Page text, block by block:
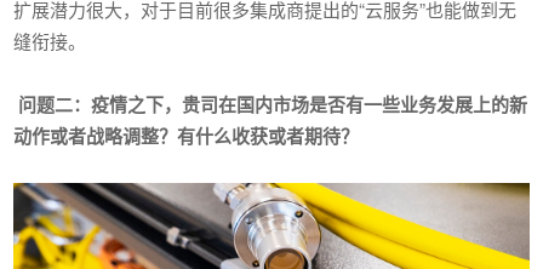
扩展潜力很大，对于目前很多集成商提出的“云服务”也能做到无
缝衔接。
问题二：疫情之下，贵司在国内市场是否有一些业务发展上的新
动作或者战略调整？有什么收获或者期待？